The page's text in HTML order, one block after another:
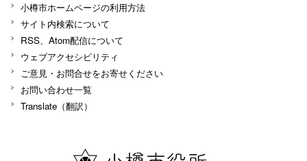
小樽市ホームページの利用方法
サイト内検索について
RSS、Atom配信について
ウェブアクセシビリティ
ご意見・お問合せをお寄せください
お問い合わせ一覧
Translate（翻訳）